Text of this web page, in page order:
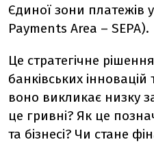
Єдиної зони платежів
Payments Area – SEPA).
Це стратегічне
банківських
воно викликає низку
це гривні? Як це
та бізнесі? Чи стане